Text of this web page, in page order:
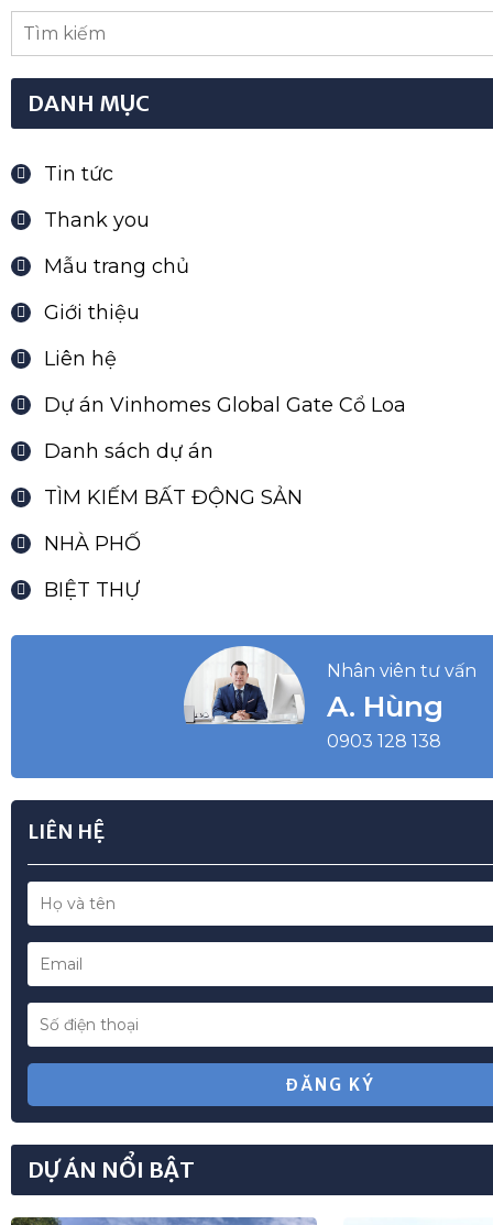
DANH MỤC
Tin tức
Thank you
Mẫu trang chủ
Giới thiệu
Liên hệ
Dự án Vinhomes Global Gate Cổ Loa
Danh sách dự án
TÌM KIẾM BẤT ĐỘNG SẢN
NHÀ PHỐ
BIỆT THỰ
Nhân viên tư vấn
A. Hùng
0903 128 138
LIÊN HỆ
ĐĂNG KÝ
DỰ ÁN NỔI BẬT